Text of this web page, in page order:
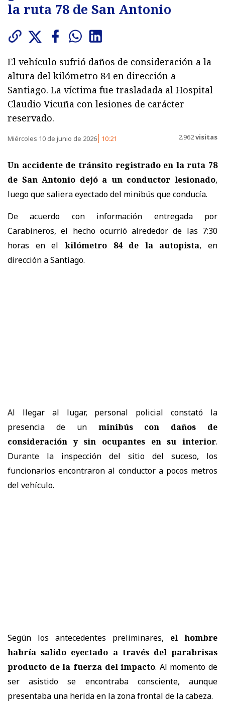
la ruta 78 de San Antonio
El vehículo sufrió daños de consideración a la
altura del kilómetro 84 en dirección a
Santiago. La víctima fue trasladada al Hospital
Claudio Vicuña con lesiones de carácter
reservado.
Miércoles 10 de junio de 2026 10:21 2.962visitas
Un accidente de tránsito registrado en la ruta 78
de San Antonio dejó a un conductor lesionado,
luego que saliera eyectado del minibús que conducía.
De acuerdo con información entregada por
Carabineros, el hecho ocurrió alrededor de las 7:30
horas en el kilómetro 84 de la autopista, en
dirección a Santiago.
Al llegar al lugar, personal policial constató la
presencia de un minibús con daños de
consideración y sin ocupantes en su interior.
Durante la inspección del sitio del suceso, los
funcionarios encontraron al conductor a pocos metros
del vehículo.
Según los antecedentes preliminares, el hombre
habría salido eyectado a través del parabrisas
producto de la fuerza del impacto. Al momento de
ser asistido se encontraba consciente, aunque
presentaba una herida en la zona frontal de la cabeza.